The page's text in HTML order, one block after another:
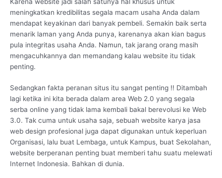
meningkatkan kredibilitas segala macam usaha Anda dalam
mendapat keyakinan dari banyak pembeli. Semakin baik serta
menarik laman yang Anda punya, karenanya akan kian bagus
pula integritas usaha Anda. Namun, tak jarang orang masih
mengacuhkannya dan memandang kalau website itu tidak
penting.
Sedangkan fakta peranan situs itu sangat penting !! Ditambah
lagi ketika ini kita berada dalam area Web 2.0 yang segala
serba online yang tidak lama kembali bakal berevolusi ke Web
3.0. Tak cuma untuk usaha saja, sebuah website karya jasa
web design profesional juga dapat digunakan untuk keperluan
Organisasi, lalu buat Lembaga, untuk Kampus, buat Sekolahan,
website berperanan penting buat memberi tahu suatu melewati
Internet Indonesia. Bahkan di dunia.